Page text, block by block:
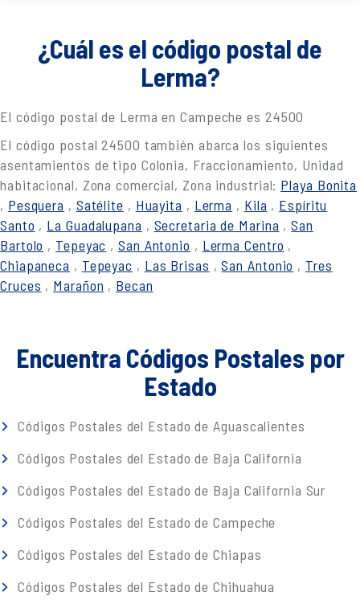
¿Cuál es el código postal de
Lerma?
El código postal de Lerma en Campeche es 24500
El código postal 24500 también abarca los siguientes
asentamientos de tipo Colonia, Fraccionamiento, Unidad
habitacional, Zona comercial, Zona industrial: Playa Bonita
, Pesquera , Satélite , Huayita , Lerma , Kila , Espíritu
Santo , La Guadalupana , Secretaria de Marina ,San
Bartolo , Tepeyac ,San Antonio , Lerma Centro ,
Chiapaneca , Tepeyac , Las Brisas ,San Antonio , Tres
Cruces , Marañon , Becan
Encuentra Códigos Postales por
Estado
Códigos Postales del Estado de Aguascalientes
Códigos Postales del Estado de Baja California
Códigos Postales del Estado de Baja California Sur
Códigos Postales del Estado de Campeche
Códigos Postales del Estado de Chiapas
Códigos Postales del Estado de Chihuahua